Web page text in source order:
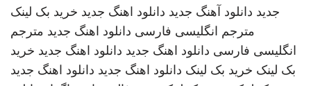
جدید دانلود آهنگ جدید دانلود اهنگ جدید خرید بک لینک
مترجم انگلیسی فارسی دانلود اهنگ جدید مترجم
انگلیسی فارسی دانلود اهنگ جدید دانلود اهنگ جدید خرید
بک لینک خرید بک لینک دانلود اهنگ جدید دانلود اهنگ جدید